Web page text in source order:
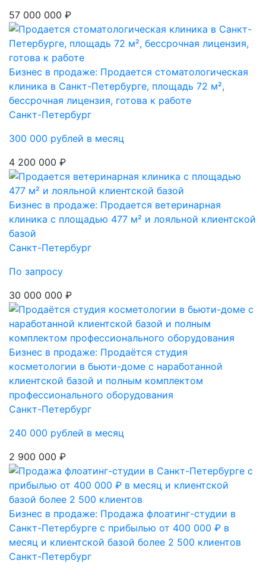
57 000 000 ₽
Бизнес в продаже: Продается стоматологическая
клиника в Санкт-Петербурге, площадь 72 м²,
бессрочная лицензия, готова к работе
Санкт-Петербург
300 000 рублей в месяц
4 200 000 ₽
Бизнес в продаже: Продается ветеринарная
клиника с площадью 477 м² и лояльной клиентской
базой
Санкт-Петербург
По запросу
30 000 000 ₽
Бизнес в продаже: Продаётся студия
косметологии в бьюти-доме с наработанной
клиентской базой и полным комплектом
профессионального оборудования
Санкт-Петербург
240 000 рублей в месяц
2 900 000 ₽
Бизнес в продаже: Продажа флоатинг-студии в
Санкт-Петербурге с прибылью от 400 000 ₽ в
месяц и клиентской базой более 2 500 клиентов
Санкт-Петербург